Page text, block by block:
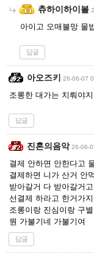
츄하이하이볼
아이고 오매불망 물
답글
아오즈키 26-06-07
조롱한 대가는 치뤄야지
답글
진혼의음악 26-06-
결제 안하면 안한다고
결제하면 니가 산거 안
받아갈거 다 받아갈거고
선결제 하라고 한거가
조롱이랑 진심이랑 구
뭔 가불기네 가불기여
답글